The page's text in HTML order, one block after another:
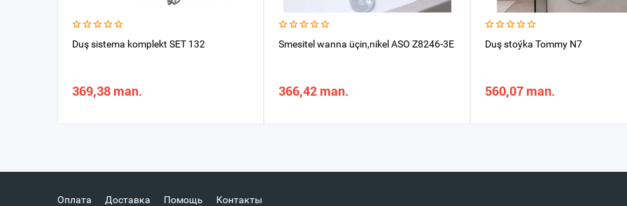
Duş sistema komplekt SET 132
369,38 man.
Smesitel wanna üçin,nikel ASO Z8246-3E
366,42 man.
Duş stoýka Tommy N7
560,07 man.
Оплата Доставка Помощь
Контакты